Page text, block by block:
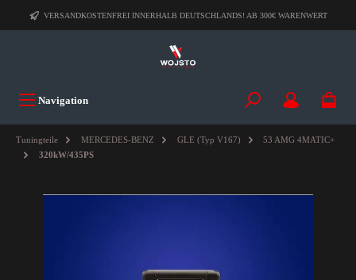
VERSANDKOSTENFREI INNERHALB DEUTSCHLANDS! AB 300€ WARENWERT
Navigation
Tuningteile MERCEDES-BENZ GLE (Typ V167)
53 AMG 4MATIC+
320kW/435PS